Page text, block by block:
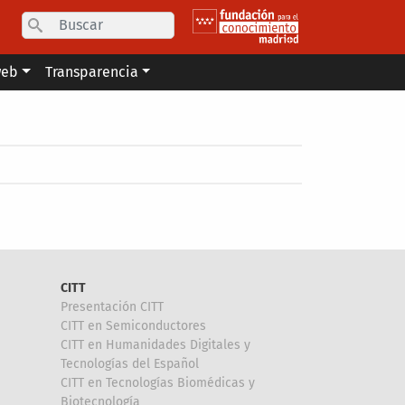
Search
Transparencia
CITT
Presentación CITT
CITT en Semiconductores
CITT en Humanidades Digitales y
Tecnologías del Español
CITT en Tecnologías Biomédicas y
Biotecnología